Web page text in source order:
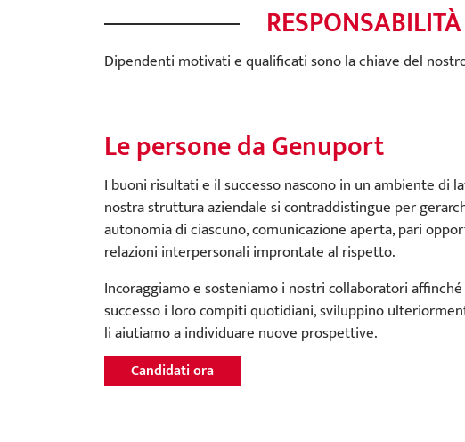
Dipendenti motivati e qualificati sono la chiave del
Le persone da Genuport
I buoni risultati e il successo nascono in un ambiente di
nostra struttura aziendale si contraddistingue per
autonomia di ciascuno, comunicazione aperta, pari
relazioni interpersonali improntate al rispetto.
Incoraggiamo e sosteniamo i nostri collaboratori
successo i loro compiti quotidiani, sviluppino
li aiutiamo a individuare nuove prospettive.
Candidati ora